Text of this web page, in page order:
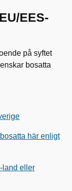
EES-
på syftet
bosatta
här enligt
land eller